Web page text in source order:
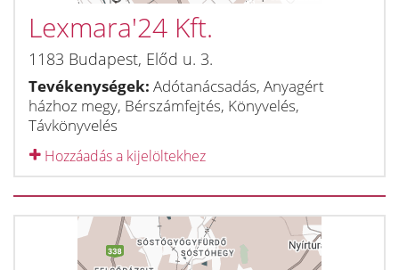
Lexmara'24 Kft.
1183 Budapest, Előd u. 3.
Tevékenységek: Adótanácsadás, Anyagért
házhoz megy, Bérszámfejtés, Könyvelés,
Távkönyvelés
Hozzáadás a kijelöltekhez